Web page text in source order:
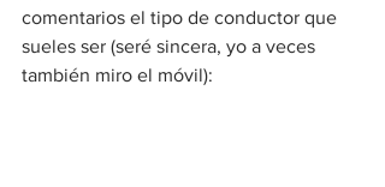
comentarios el tipo de conductor que
sueles ser (seré sincera, yo a veces
también miro el móvil):